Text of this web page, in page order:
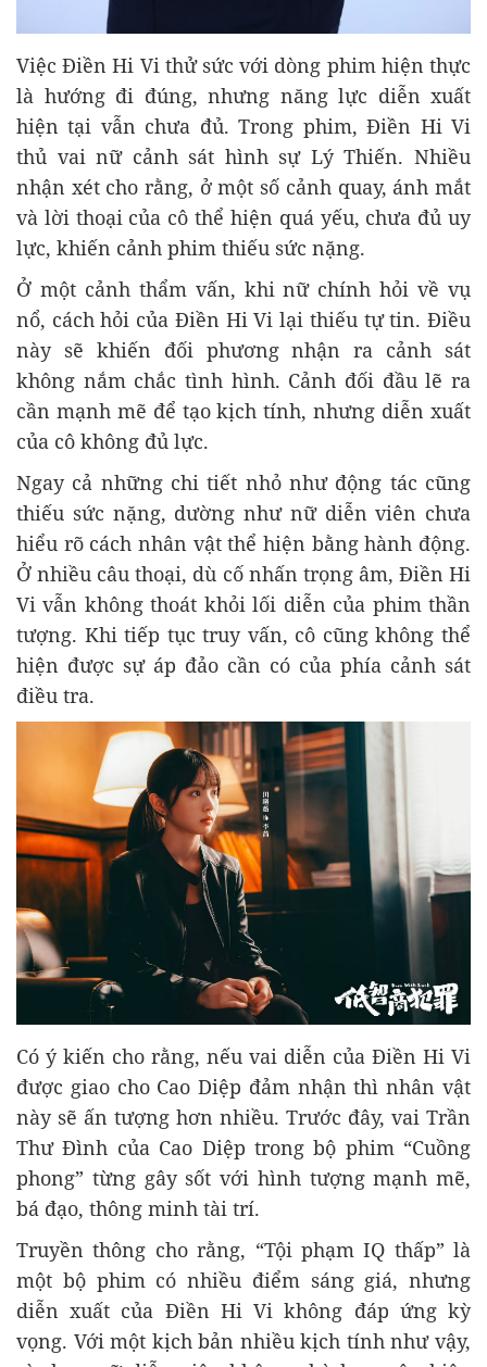
Việc Điền Hi Vi thử sức với dòng phim hiện thực
là hướng đi đúng, nhưng năng lực diễn xuất
hiện tại vẫn chưa đủ. Trong phim, Điền Hi Vi
thủ vai nữ cảnh sát hình sự Lý Thiến. Nhiều
nhận xét cho rằng, ở một số cảnh quay, ánh mắt
và lời thoại của cô thể hiện quá yếu, chưa đủ uy
lực, khiến cảnh phim thiếu sức nặng.
Ở một cảnh thẩm vấn, khi nữ chính hỏi về vụ
nổ, cách hỏi của Điền Hi Vi lại thiếu tự tin. Điều
này sẽ khiến đối phương nhận ra cảnh sát
không nắm chắc tình hình. Cảnh đối đầu lẽ ra
cần mạnh mẽ để tạo kịch tính, nhưng diễn xuất
của cô không đủ lực.
Ngay cả những chi tiết nhỏ như động tác cũng
thiếu sức nặng, dường như nữ diễn viên chưa
hiểu rõ cách nhân vật thể hiện bằng hành động.
Ở nhiều câu thoại, dù cố nhấn trọng âm, Điền Hi
Vi vẫn không thoát khỏi lối diễn của phim thần
tượng. Khi tiếp tục truy vấn, cô cũng không thể
hiện được sự áp đảo cần có của phía cảnh sát
điều tra.
Có ý kiến cho rằng, nếu vai diễn của Điền Hi Vi
được giao cho Cao Diệp đảm nhận thì nhân vật
này sẽ ấn tượng hơn nhiều. Trước đây, vai Trần
Thư Đình của Cao Diệp trong bộ phim “Cuồng
phong” từng gây sốt với hình tượng mạnh mẽ,
bá đạo, thông minh tài trí.
Truyền thông cho rằng, “Tội phạm IQ thấp” là
một bộ phim có nhiều điểm sáng giá, nhưng
diễn xuất của Điền Hi Vi không đáp ứng kỳ
vọng. Với một kịch bản nhiều kịch tính như vậy,